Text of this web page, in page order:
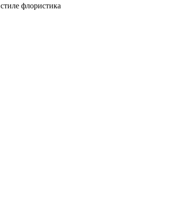
флористика